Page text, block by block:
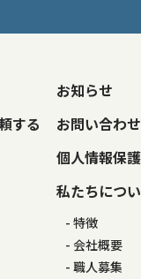
する
お知らせ
お問い合わ
個人情報保
私たちにつ
特徴
会社概要
職人募集